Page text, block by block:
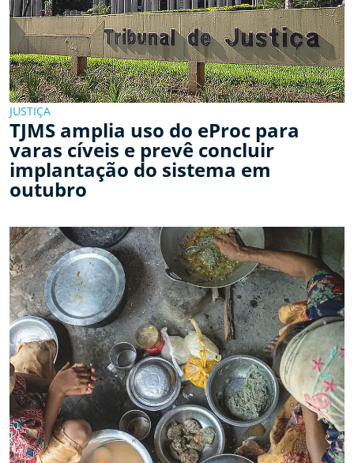
JUSTIÇA
TJMS amplia uso do eProc para
varas cíveis e prevê concluir
implantação do sistema em
outubro